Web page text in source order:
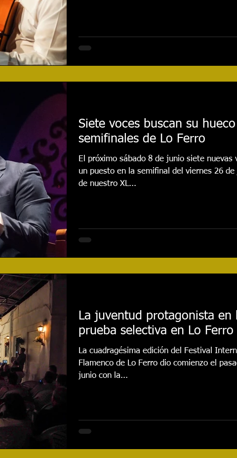
Siete voces buscan su
semifinales de Lo Ferro
El próximo sábado 8 de junio siete nuevas
un puesto en la semifinal del viernes 26
de nuestro XL...
La juventud protagonista en
prueba selectiva en Lo Ferro
La cuadragésima edición del Festival
Flamenco de Lo Ferro dio comienzo el
junio con la...